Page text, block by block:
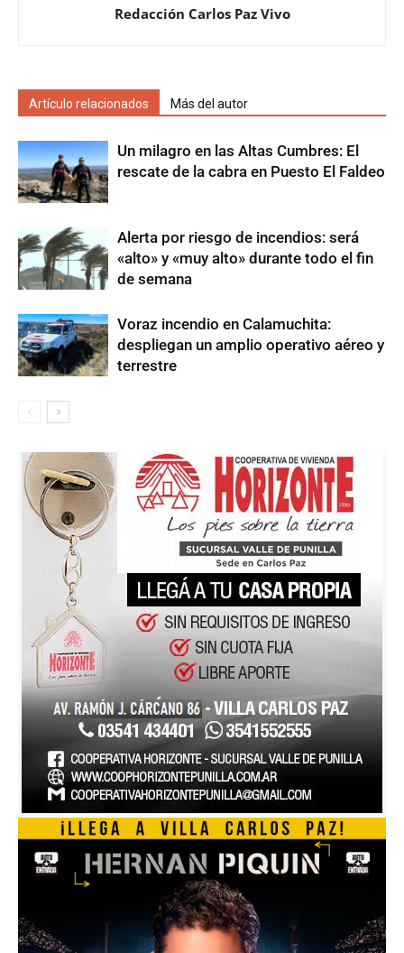
Redacción Carlos Paz Vivo
Artículo relacionados Más del autor
Un milagro en las Altas Cumbres: El
rescate de la cabra en Puesto El Faldeo
Alerta por riesgo de incendios: será
«alto» y «muy alto» durante todo el fin
de semana
Voraz incendio en Calamuchita:
despliegan un amplio operativo aéreo y
terrestre